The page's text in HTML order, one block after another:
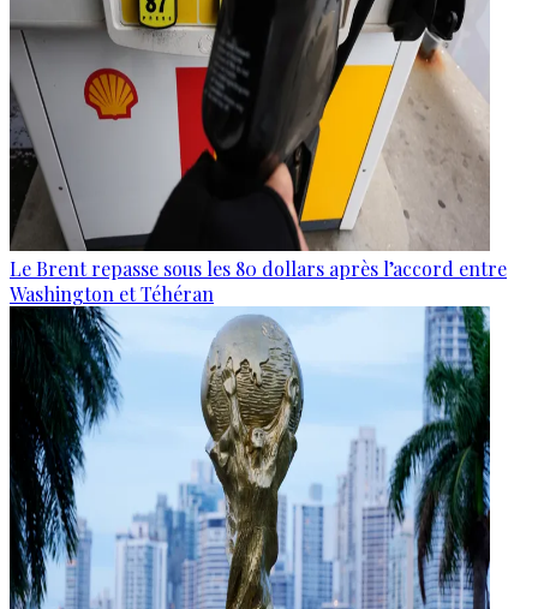
Le Brent repasse sous les 80 dollars après l’accord entre
Washington et Téhéran